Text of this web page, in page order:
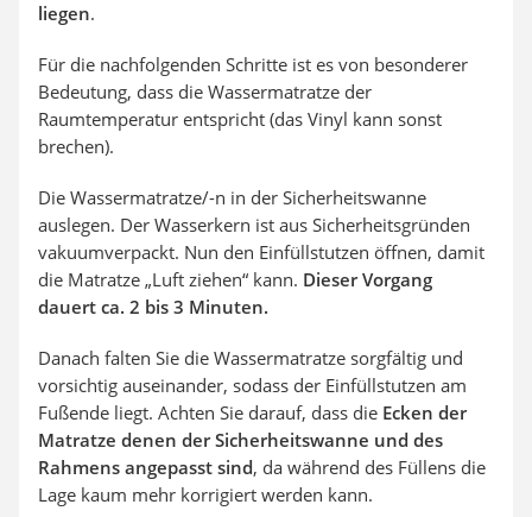
liegen.
Für die nachfolgenden Schritte ist es von besonderer
Bedeutung, dass die Wassermatratze der
Raumtemperatur entspricht (das Vinyl kann sonst
brechen).
Die Wassermatratze/-n in der Sicherheitswanne
auslegen. Der Wasserkern ist aus Sicherheitsgründen
vakuumverpackt. Nun den Einfüllstutzen öffnen, damit
die Matratze „Luft ziehen“ kann. Dieser Vorgang
dauert ca. 2 bis 3 Minuten.
Danach falten Sie die Wassermatratze sorgfältig und
vorsichtig auseinander, sodass der Einfüllstutzen am
Fußende liegt. Achten Sie darauf, dass die Ecken der
Matratze denen der Sicherheitswanne und des
Rahmens angepasst sind, da während des Füllens die
Lage kaum mehr korrigiert werden kann.